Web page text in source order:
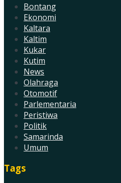
Bontang
Ekonomi
Kaltara
Kaltim
Kukar
Kutim
News
Olahraga
Otomotif
Parlementaria
Peristiwa
Politik
Samarinda
Umum
Tags